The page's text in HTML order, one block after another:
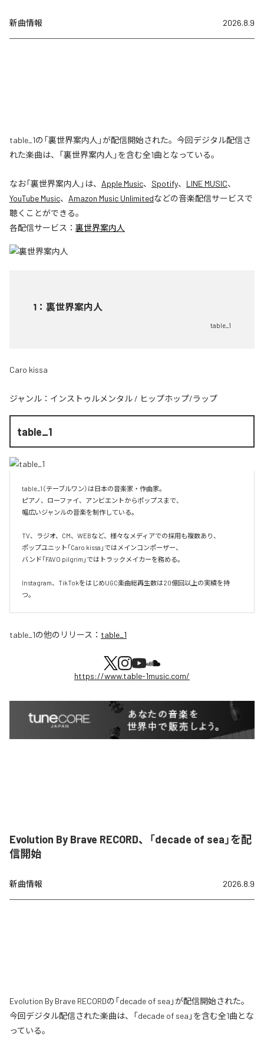
新曲情報 2026.8.9
table_1の「裏世界案内人」が配信開始された。今回デジタル配信さ
れた楽曲は、「裏世界案内人」を含む全1曲となっている。
なお「裏世界案内人 」は、 Apple Music、 Spotify、 LINE MUSIC、
YouTube Music、 Amazon Music Unlimitedなどの音楽配信サービスで
聴くことができる。
各配信サービス： 裏世界案内人
1 ： 裏世界案内人
table_1
Caro kissa
ジャンル： インストゥルメンタル / ヒップホップ/ラップ
table_1
table_1（テーブルワン）は日本の音楽家・作曲家。
ピアノ、ローファイ、アンビエントからポップスまで、
幅広いジャンルの音楽を制作している。
TV、ラジオ、CM、WEBなど、様々なメディアでの採用も複数あり、
ポップユニット「Caro kissa」ではメインコンポーザー、
バンド「FAVO pilgrim」ではトラックメイカーを務める。
Instagram、TikTokをはじめUGC楽曲総再生数は20億回以上の実績を持
つ。
table_1の他のリリース： table_1
https://www.table-1music.com/
Evolution By Brave RECORD、「decade of sea」を配
信開始
新曲情報 2026.8.9
Evolution By Brave RECORDの「decade of sea」が配信開始された。
今回デジタル配信された楽曲は、「decade of sea」を含む全1曲とな
っている。